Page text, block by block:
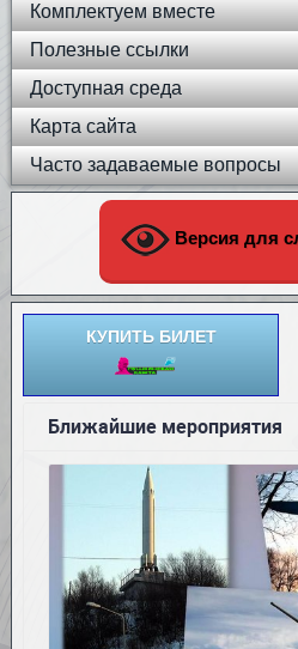
Комплектуем вместе
Полезные ссылки
Доступная среда
Карта сайта
Часто задаваемые вопросы
Версия для
КУПИТЬ БИЛЕТ